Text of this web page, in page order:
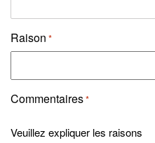
Raison *
Commentaires*
Veuillez expliquer les raisons